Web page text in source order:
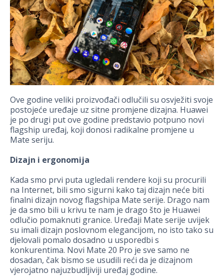
Ove godine veliki proizvođači odlučili su osvježiti svoje
postojeće uređaje uz sitne promjene dizajna. Huawei
je po drugi put ove godine predstavio potpuno novi
flagship uređaj, koji donosi radikalne promjene u
Mate seriju.
Dizajn i ergonomija
Kada smo prvi puta ugledali rendere koji su procurili
na Internet, bili smo sigurni kako taj dizajn neće biti
finalni dizajn novog flagshipa Mate serije. Drago nam
je da smo bili u krivu te nam je drago što je Huawei
odlučio pomaknuti granice. Uređaji Mate serije uvijek
su imali dizajn poslovnom elegancijom, no isto tako su
djelovali pomalo dosadno u usporedbi s
konkurentima. Novi Mate 20 Pro je sve samo ne
dosadan, čak bismo se usudili reći da je dizajnom
vjerojatno najuzbudljiviji uređaj godine.